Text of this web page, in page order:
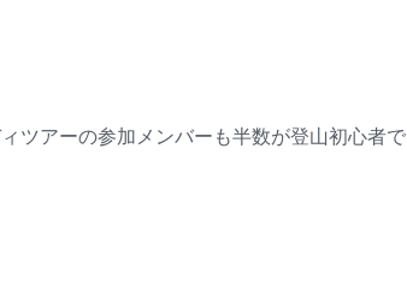
ツアーの参加メンバーも半数が登山初心者で